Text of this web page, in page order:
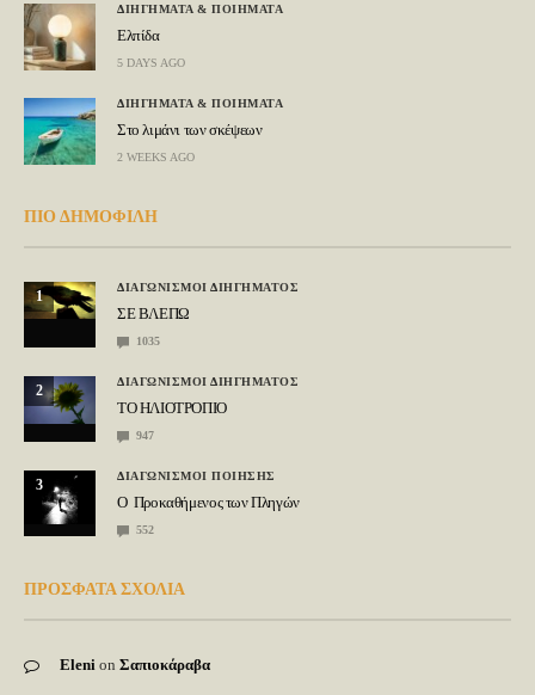
ΔΙΗΓΗΜΑΤΑ & ΠΟΙΗΜΑΤΑ
Ελπίδα
5 DAYS AGO
ΔΙΗΓΗΜΑΤΑ & ΠΟΙΗΜΑΤΑ
Στο λιμάνι των σκέψεων
2 WEEKS AGO
ΠΙΟ ΔΗΜΟΦΙΛΗ
1
ΔΙΑΓΩΝΙΣΜΟΙ ΔΙΗΓΗΜΑΤΟΣ
ΣΕ ΒΛΕΠΩ
1035
2
ΔΙΑΓΩΝΙΣΜΟΙ ΔΙΗΓΗΜΑΤΟΣ
ΤΟ ΗΛΙΟΤΡΟΠΙΟ
947
3
ΔΙΑΓΩΝΙΣΜΟΙ ΠΟΙΗΣΗΣ
Ο Προκαθήμενος των Πληγών
552
ΠΡΟΣΦΑΤΑ ΣΧΟΛΙΑ
Eleni on Σαπιοκάραβα